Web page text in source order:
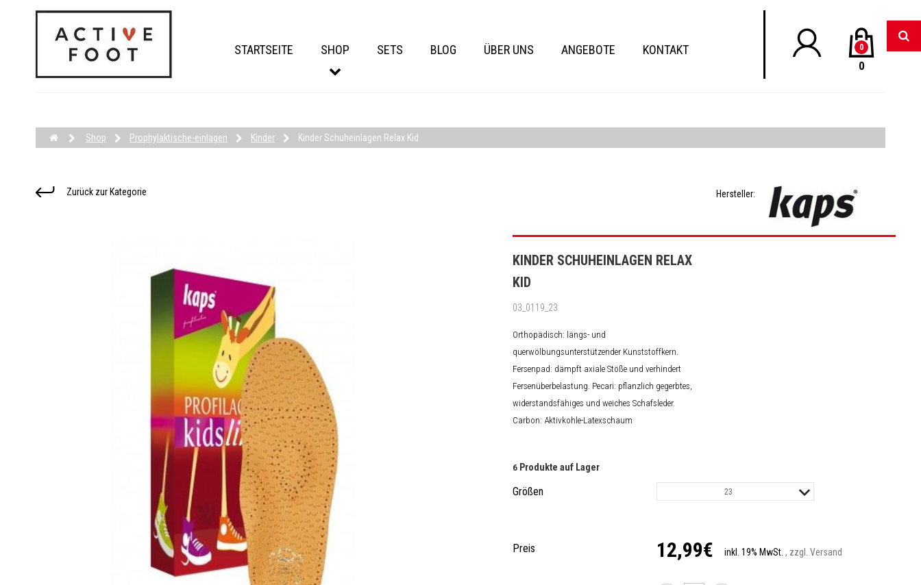
STARTSEITE SHOP SETS BLOG ÜBER UNS ANGEBOTE KONTAKT 0
0
Shop Prophylaktische-einlagen Kinder Kinder Schuheinlagen Relax Kid
Zurück zur Kategorie Hersteller:
KINDER SCHUHEINLAGEN RELAX
KID
03_0119_23
Orthopädisch: längs- und
querwölbungsunterstützender Kunststoffkern.
Fersenpad: dämpft axiale Stöße und verhindert
Fersenüberbelastung. Pecari: pflanzlich gegerbtes,
widerstandsfähiges und weiches Schafsleder.
Carbon: Aktivkohle-Latexschaum
6 Produkte auf Lager
Größen 23
Preis 12,99€ inkl. 19% MwSt. , zzgl. Versand